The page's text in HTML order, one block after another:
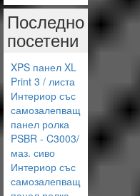
Последно
посетени
XPS панел XL
Print 3 / листа
Интериор със
самозалепващ
панел ролка
PSBR - C3003/
маз. сиво
Интериор със
самозалепващ